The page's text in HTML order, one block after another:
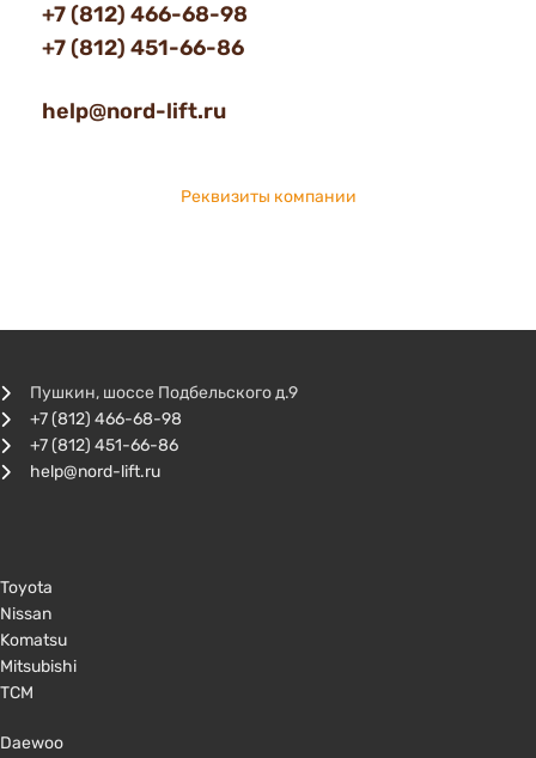
+7 (812) 466-68-98
+7 (812) 451-66-86
help@nord-lift.ru
Реквизиты компании
Пушкин, шоссе Подбельского д.9
+7 (812) 466-68-98
+7 (812) 451-66-86
help@nord-lift.ru
Toyota
Nissan
Komatsu
Mitsubishi
TCM
Daewoo